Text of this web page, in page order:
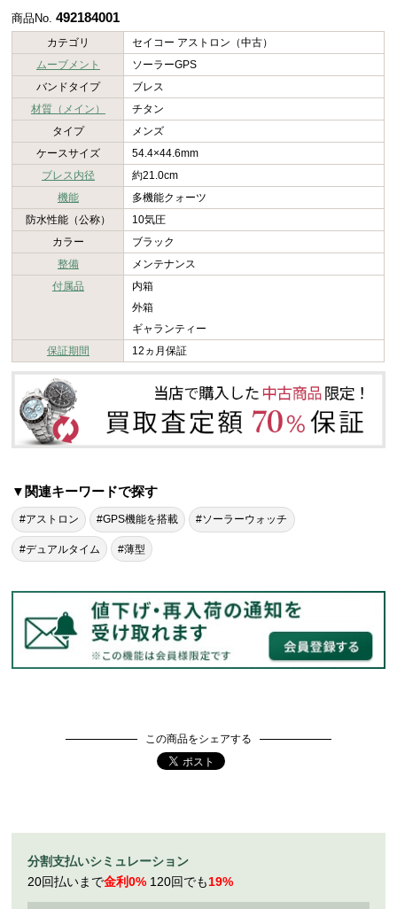
商品No.492184001
カテゴリ
セイコー アストロン（中古）
ムーブメント
ソーラーGPS
バンドタイプ
ブレス
材質（メイン）
チタン
タイプ
メンズ
ケースサイズ
54.4×44.6mm
ブレス内径
約21.0cm
機能
多機能クォーツ
防水性能（公称）
10気圧
カラー
ブラック
整備
メンテナンス
付属品
内箱
外箱
ギャランティー
保証期間
12ヵ月保証
▼関連キーワードで探す
#アストロン #GPS機能を搭載 #ソーラーウォッチ
#デュアルタイム #薄型
この商品をシェアする
分割支払いシミュレーション
20回払いまで金利0% 120回でも19%